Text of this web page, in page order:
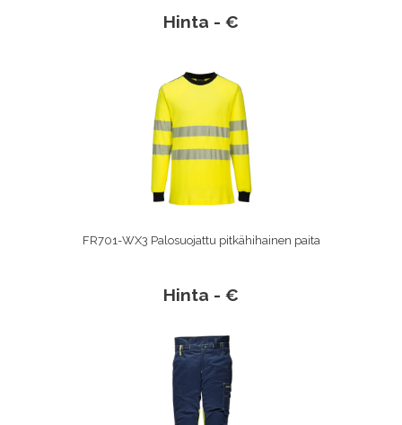
Hinta - €
FR701-WX3 Palosuojattu pitkähihainen paita
Hinta - €